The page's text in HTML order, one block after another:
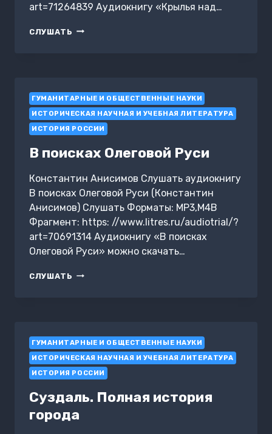
art=71264839 Аудиокнигу «Крылья над…
СЛУШАТЬ КРЫЛЬЯ
XXI
ВЕКА
ГУМАНИТАРНЫЕ И ОБЩЕСТВЕННЫЕ НАУКИ
ИСТОРИЧЕСКАЯ НАУЧНАЯ И УЧЕБНАЯ ЛИТЕРАТУРА
ИСТОРИЯ РОССИИ
В поисках Олеговой Руси
Константин Анисимов Слушать аудиокнигу
В поисках Олеговой Руси (Константин
Анисимов) Слушать Форматы: MP3,M4B
Фрагмент: https: //www.litres.ru/audiotrial/?
art=70691314 Аудиокнигу «В поисках
Олеговой Руси» можно скачать…
СЛУШАТЬ В
ГУМАНИТАРНЫЕ И ОБЩЕСТВЕННЫЕ НАУКИ
ИСТОРИЧЕСКАЯ НАУЧНАЯ И УЧЕБНАЯ ЛИТЕРАТУРА
ИСТОРИЯ РОССИИ
Суздаль. Полная история
города